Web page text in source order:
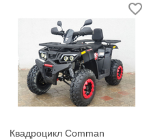
Квадроцикл Comman